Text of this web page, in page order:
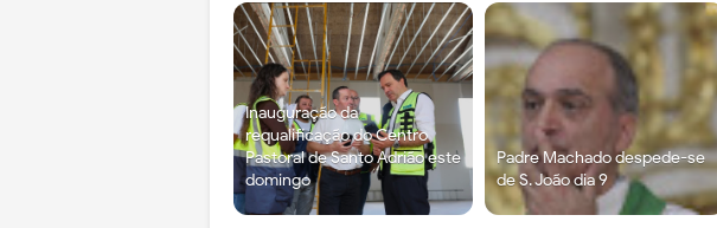
Inauguração da
requalificação do Centro
Pastoral de Santo Adrião este
domingo
Padre Machado despede-se
de S. João dia 9